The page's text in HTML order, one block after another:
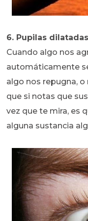
6. Pupilas dilatadas
Cuando algo nos
automáticamente
algo nos repugna, o
que si notas que
vez que te mira, es
alguna sustancia